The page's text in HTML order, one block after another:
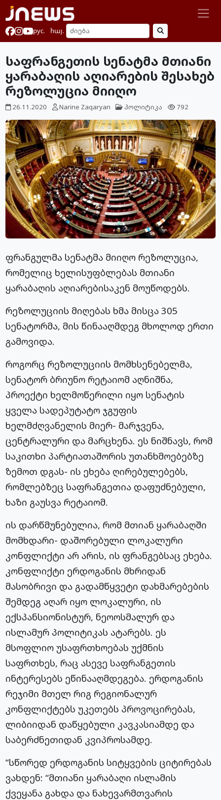
рус. հայ.
საფრანგეთის სენატმა მთიანი
ყარაბაღის აღიარების შესახებ
რეზოლუცია მიიღო
26.11.2020 Narine Zaqaryan პოლიტიკა 792
ფრანგულმა სენატმა მიიღო რეზოლუცია,
რომელიც ხელისუფბლებას მთიანი
ყარაბაღის აღიარებისაკენ მოუწოდებს.
რეზოლუციის მიღებას ხმა მისცა 305
სენატორმა, მის წინააღმდეგ მხოლოდ ერთი
გამოვიდა.
როგორც რეზოლუციის მომხსენებელმა,
სენატორ ბრიუნო რეტაიომ აღნიშნა,
პროექტი ხელმოწერილი იყო სენატის
ყველა სადეპუტატო ჯგუფის
ხელმძღვანელის მიერ- მარჯვენა,
ცენტრალური და მარცხენა. ეს ნიშნავს, რომ
საკითხი პარტიათაშორის უთანხმოებებზე
ზემოთ დგას- ის ეხება ღირებულებებს,
რომლებზეც საფრანგეთია დაფუძნებული,
ხაზი გაუსვა რეტაიომ.
ის დარწმუნებულია, რომ მთიან ყარაბაღში
მომხდარი- დაშორებული ლოკალური
კონფლიქტი არ არის, ის ფრანგებსაც ეხება.
კონფლიქტი ერდოგანის მხრიდან
მასობრივი და გადამწყვეტი დახმარებების
შემდეგ აღარ იყო ლოკალური, ის
ექსპანსიონისტურ, ნეოოსმალურ და
ისლამურ პოლიტიკას ატარებს. ეს
მსოფლიო უსაფრთხოებას უქმნის
საფრთხეს, რაც ასევე საფრანგეთის
ინტერესებს ეწინააღმდეგება. ერდოგანის
რეჯიმი მთელ რიგ რეგიონალურ
კონფლიქტებს უკეთებს პროვოცირებას,
ლიბიიდან დაწყებული კავკასიამდე და
საბერძნეთიდან კვიპროსამდე.
“სწორედ ერდოგანის სიტყვების ციტირებას
ვახდენ: “მთიანი ყარაბაღი ისლამის
ქვეყანა გახდა და ნახევარმთვარის